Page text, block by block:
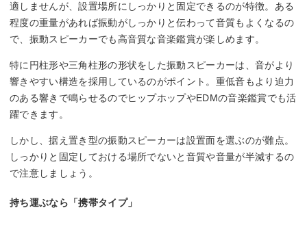
適しませんが、設置場所にしっかりと固定できるのが特徴。ある
程度の重量があれば振動がしっかりと伝わって音質もよくなるの
で、振動スピーカーでも高音質な音楽鑑賞が楽しめます。
特に円柱形や三角柱形の形状をした振動スピーカーは、音がより
響きやすい構造を採用しているのがポイント。重低音もより迫力
のある響きで鳴らせるのでヒップホップやEDMの音楽鑑賞でも活
躍できます。
しかし、据え置き型の振動スピーカーは設置面を選ぶのが難点。
しっかりと固定しておける場所でないと音質や音量が半減するの
で注意しましょう。
持ち運ぶなら「携帯タイプ」